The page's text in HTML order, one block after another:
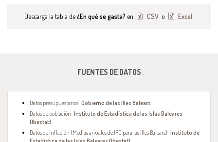
Descarga la tabla de¿En qué se gasta?en CSV o Excel
FUENTES DE DATOS
Datos presupuestarios ·Gobierno de las Illes Balears
Datos de población ·Instituto de Estadística de las Islas Baleares
(Ibestat)
Datos de inflación (Medias anuales de IPC para las Illes Balears) ·Instituto de